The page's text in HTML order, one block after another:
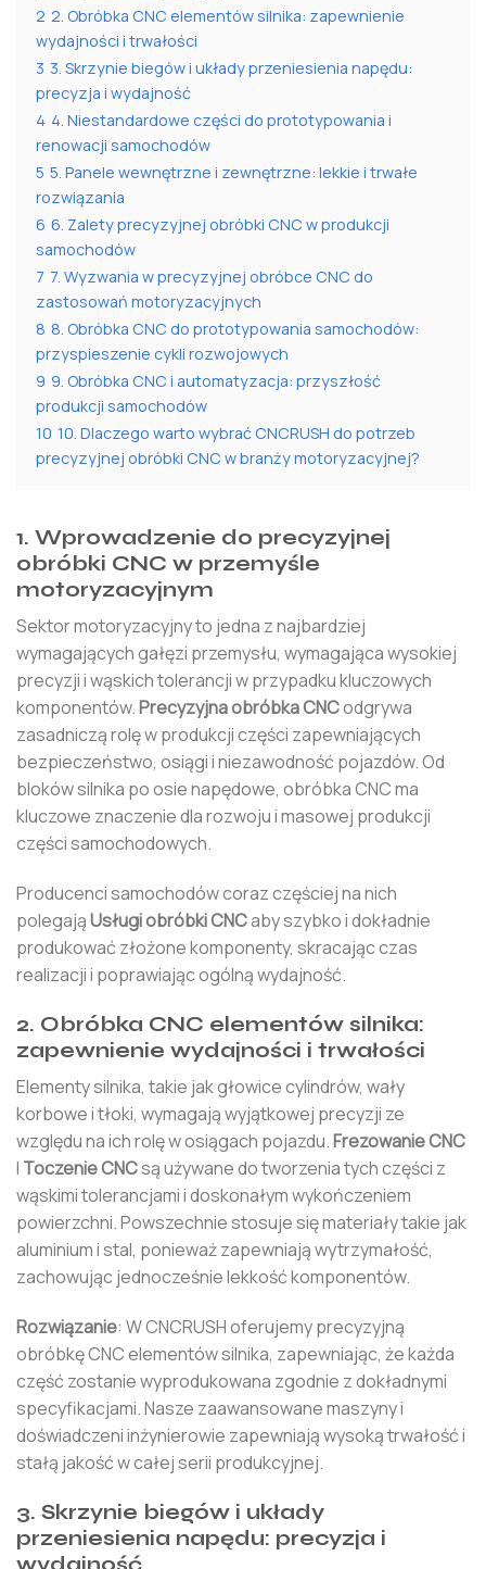
2 2. Obróbka CNC elementów silnika: zapewnienie
wydajności i trwałości
3 3. Skrzynie biegów i układy przeniesienia napędu:
precyzja i wydajność
4 4. Niestandardowe części do prototypowania i
renowacji samochodów
5 5. Panele wewnętrzne i zewnętrzne: lekkie i trwałe
rozwiązania
6 6. Zalety precyzyjnej obróbki CNC w produkcji
samochodów
7 7. Wyzwania w precyzyjnej obróbce CNC do
zastosowań motoryzacyjnych
8 8. Obróbka CNC do prototypowania samochodów:
przyspieszenie cykli rozwojowych
9 9. Obróbka CNC i automatyzacja: przyszłość
produkcji samochodów
10 10. Dlaczego warto wybrać CNCRUSH do potrzeb
precyzyjnej obróbki CNC w branży motoryzacyjnej?
1. Wprowadzenie do precyzyjnej
obróbki CNC w przemyśle
motoryzacyjnym
Sektor motoryzacyjny to jedna z najbardziej
wymagających gałęzi przemysłu, wymagająca wysokiej
precyzji i wąskich tolerancji w przypadku kluczowych
komponentów.Precyzyjna obróbka CNCodgrywa
zasadniczą rolę w produkcji części zapewniających
bezpieczeństwo, osiągi i niezawodność pojazdów. Od
bloków silnika po osie napędowe, obróbka CNC ma
kluczowe znaczenie dla rozwoju i masowej produkcji
części samochodowych.
Producenci samochodów coraz częściej na nich
polegająUsługi obróbki CNCaby szybko i dokładnie
produkować złożone komponenty, skracając czas
realizacji i poprawiając ogólną wydajność.
2. Obróbka CNC elementów silnika:
zapewnienie wydajności i trwałości
Elementy silnika, takie jak głowice cylindrów, wały
korbowe i tłoki, wymagają wyjątkowej precyzji ze
względu na ich rolę w osiągach pojazdu.Frezowanie CNC
I Toczenie CNCsą używane do tworzenia tych części z
wąskimi tolerancjami i doskonałym wykończeniem
powierzchni. Powszechnie stosuje się materiały takie jak
aluminium i stal, ponieważ zapewniają wytrzymałość,
zachowując jednocześnie lekkość komponentów.
Rozwiązanie: W CNCRUSH oferujemy precyzyjną
obróbkę CNC elementów silnika, zapewniając, że każda
część zostanie wyprodukowana zgodnie z dokładnymi
specyfikacjami. Nasze zaawansowane maszyny i
doświadczeni inżynierowie zapewniają wysoką trwałość i
stałą jakość w całej serii produkcyjnej.
3. Skrzynie biegów i układy
przeniesienia napędu: precyzja i